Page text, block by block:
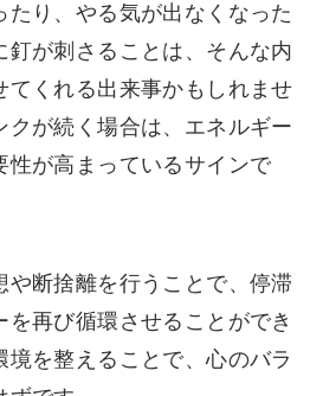
たり、やる気が出なくなった
釘が刺さることは、そんな内
てくれる出来事かもしれませ
クが続く場合は、エネルギー
性が高まっているサインで
や断捨離を行うことで、停滞
を再び循環させることができ
境を整えることで、心のバラ